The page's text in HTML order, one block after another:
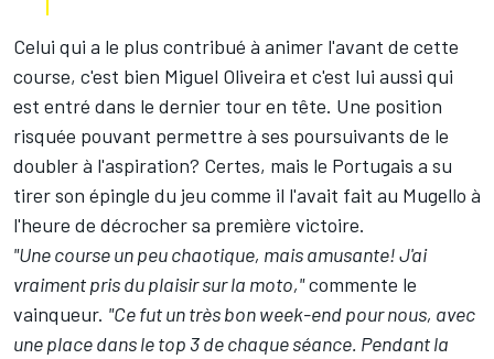
Celui qui a le plus contribué à animer l'avant de cette
course, c'est bien Miguel Oliveira et c'est lui aussi qui
est entré dans le dernier tour en tête. Une position
risquée pouvant permettre à ses poursuivants de le
doubler à l'aspiration? Certes, mais le Portugais a su
tirer son épingle du jeu comme il l'avait fait au Mugello à
l'heure de décrocher sa première victoire.
"Une course un peu chaotique, mais amusante! J'ai
vraiment pris du plaisir sur la moto,"commente le
vainqueur. "Ce fut un très bon week-end pour nous, avec
une place dans le top 3 de chaque séance. Pendant la